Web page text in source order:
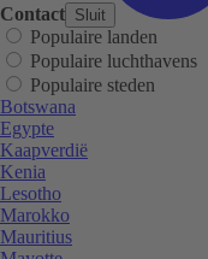
Contact Sluit
Populaire landen
Populaire luchthavens
Populaire steden
Botswana
Egypte
Kaapverdië
Kenia
Lesotho
Marokko
Mauritius